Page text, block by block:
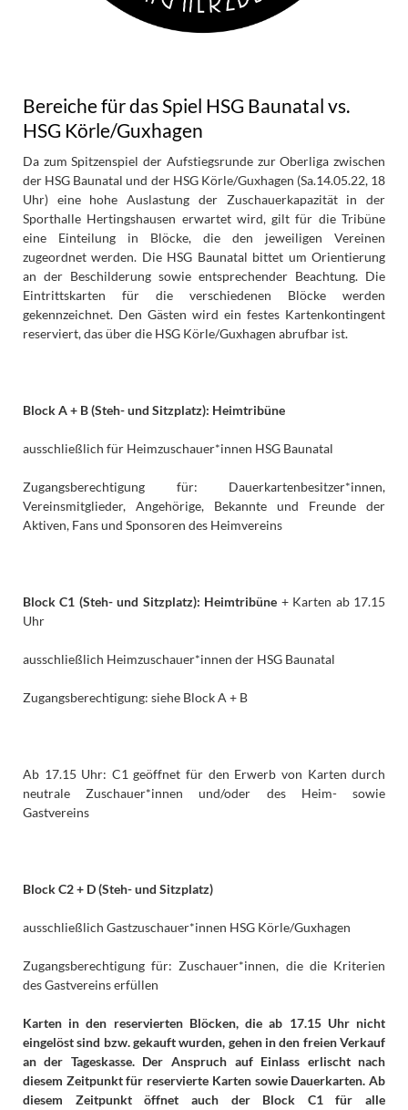
Bereiche für das Spiel HSG Baunatal vs.
HSG Körle/Guxhagen
Da zum Spitzenspiel der Aufstiegsrunde zur Oberliga zwischen
der HSG Baunatal und der HSG Körle/Guxhagen (Sa.14.05.22, 18
Uhr) eine hohe Auslastung der Zuschauerkapazität in der
Sporthalle Hertingshausen erwartet wird, gilt für die Tribüne
eine Einteilung in Blöcke, die den jeweiligen Vereinen
zugeordnet werden. Die HSG Baunatal bittet um Orientierung
an der Beschilderung sowie entsprechender Beachtung. Die
Eintrittskarten für die verschiedenen Blöcke werden
gekennzeichnet. Den Gästen wird ein festes Kartenkontingent
reserviert, das über die HSG Körle/Guxhagen abrufbar ist.
Block A + B (Steh- und Sitzplatz): Heimtribüne
ausschließlich für Heimzuschauer*innen HSG Baunatal
Zugangsberechtigung für: Dauerkartenbesitzer*innen,
Vereinsmitglieder, Angehörige, Bekannte und Freunde der
Aktiven, Fans und Sponsoren des Heimvereins
Block C1 (Steh- und Sitzplatz): Heimtribüne + Karten ab 17.15
Uhr
ausschließlich Heimzuschauer*innen der HSG Baunatal
Zugangsberechtigung: siehe Block A + B
Ab 17.15 Uhr: C1 geöffnet für den Erwerb von Karten durch
neutrale Zuschauer*innen und/oder des Heim- sowie
Gastvereins
Block C2 + D (Steh- und Sitzplatz)
ausschließlich Gastzuschauer*innen HSG Körle/Guxhagen
Zugangsberechtigung für: Zuschauer*innen, die die Kriterien
des Gastvereins erfüllen
Karten in den reservierten Blöcken, die ab 17.15 Uhr nicht
eingelöst sind bzw. gekauft wurden, gehen in den freien Verkauf
an der Tageskasse. Der Anspruch auf Einlass erlischt nach
diesem Zeitpunkt für reservierte Karten sowie Dauerkarten. Ab
diesem Zeitpunkt öffnet auch der Block C1 für alle